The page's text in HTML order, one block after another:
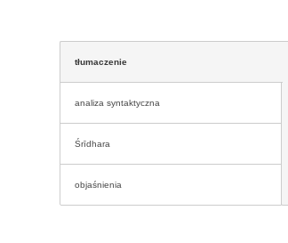
tłumaczenie
analiza syntaktyczna
Śrīdhara
objaśnienia